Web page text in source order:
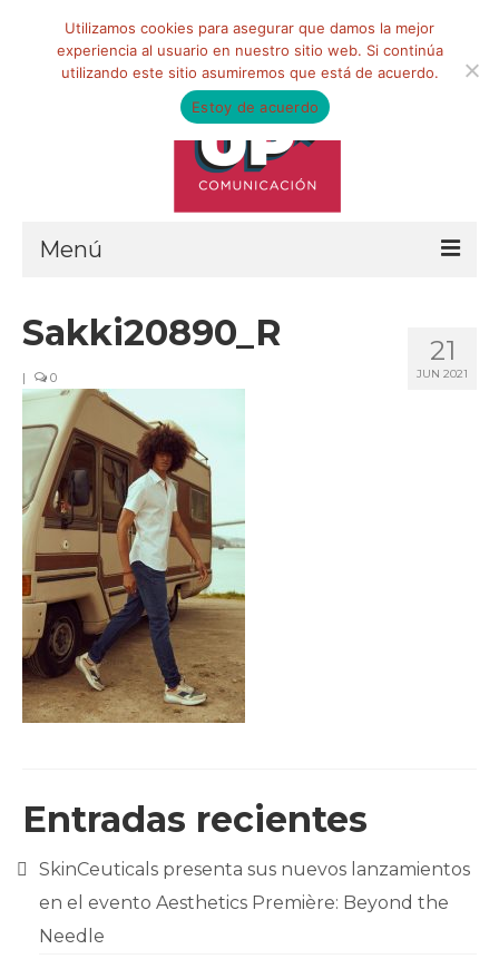
Menú
Qué hacemos
Marketing de influencia
Equipo
CLIENTES
BLOG
CONTACTO
21
JUN 2021
Sakki20890_R
| 0
Entradas recientes
SkinCeuticals presenta sus nuevos lanzamientos
en el evento Aesthetics Première: Beyond the
Needle
Utilizamos cookies para asegurar que damos la mejor
experiencia al usuario en nuestro sitio web. Si continúa
utilizando este sitio asumiremos que está de acuerdo.
Estoy de acuerdo